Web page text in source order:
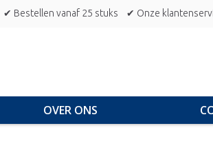
✔ Bestellen vanaf 25 stuks ✔ Onze
OVER ONS